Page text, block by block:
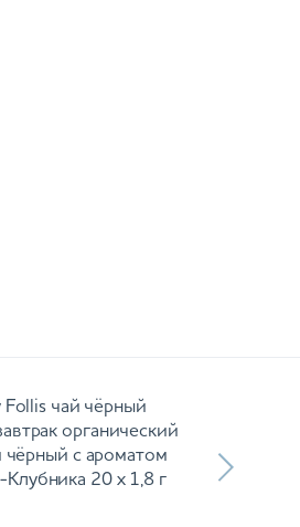
чай чёрный
органический
чёрный с ароматом
20 х 1,8 г